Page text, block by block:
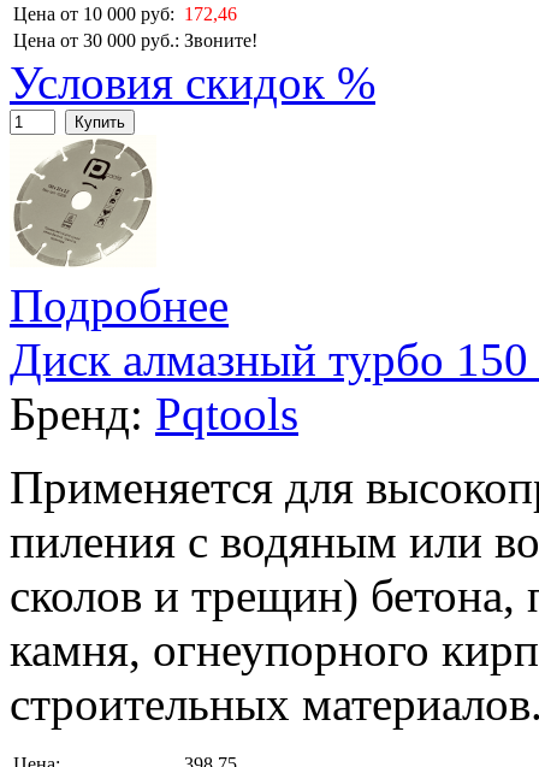
Цена от 10 000 руб: 172,46
Цена от 30 000 руб.: Звоните!
Условия скидок %
Купить
Подробнее
Диск алмазный турбо
Бренд: Pqtools
Применяется для
пиления с водяным или
сколов и трещин) бетона,
камня, огнеупорного
строительных